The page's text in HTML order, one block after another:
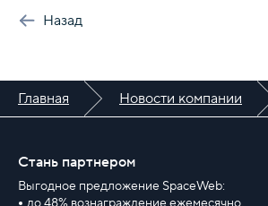
Назад
Главная Новости компании
Стань партнером
Выгодное предложение SpaceWeb: